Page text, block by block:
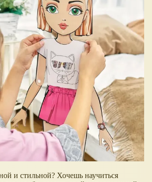
и стильной? Хочешь научиться